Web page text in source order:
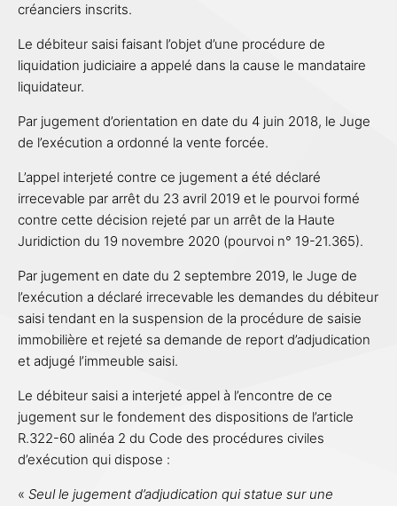
créanciers inscrits.
Le débiteur saisi faisant l’objet d’une procédure de
liquidation judiciaire a appelé dans la cause le mandataire
liquidateur.
Par jugement d’orientation en date du 4 juin 2018, le Juge
de l’exécution a ordonné la vente forcée.
L’appel interjeté contre ce jugement a été déclaré
irrecevable par arrêt du 23 avril 2019 et le pourvoi formé
contre cette décision rejeté par un arrêt de la Haute
Juridiction du 19 novembre 2020 (pourvoi n° 19-21.365).
Par jugement en date du 2 septembre 2019, le Juge de
l’exécution a déclaré irrecevable les demandes du débiteur
saisi tendant en la suspension de la procédure de saisie
immobilière et rejeté sa demande de report d’adjudication
et adjugé l’immeuble saisi.
Le débiteur saisi a interjeté appel à l’encontre de ce
jugement sur le fondement des dispositions de l’article
R.322-60 alinéa 2 du Code des procédures civiles
d’exécution qui dispose :
« Seul le jugement d’adjudication qui statue sur une